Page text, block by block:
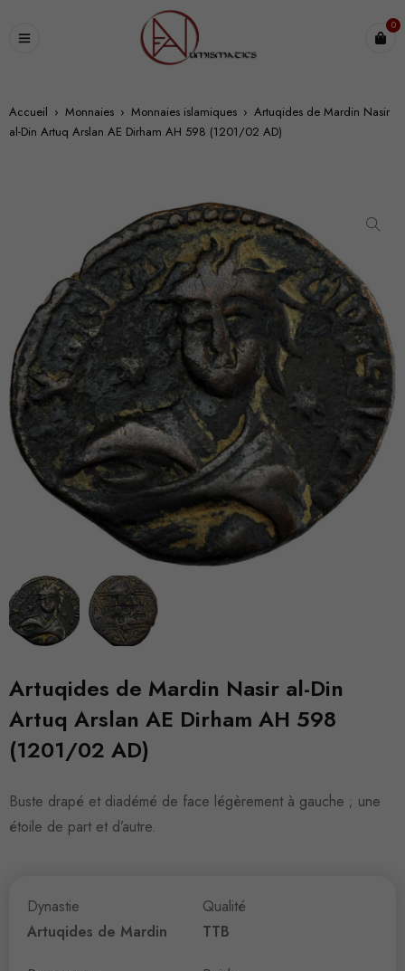
0
Accueil › Monnaies › Monnaies islamiques › Artuqides de Mardin Nasir
al-Din Artuq Arslan AE Dirham AH 598 (1201/02 AD)
Artuqides de Mardin Nasir al-Din
Artuq Arslan AE Dirham AH 598
(1201/02 AD)
Buste drapé et diadémé de face légèrement à gauche ; une
étoile de part et d’autre.
Dynastie
Artuqides de Mardin
Qualité
TTB